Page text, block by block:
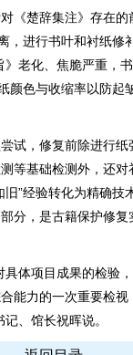
楚辞集注》存在的
，进行书叶和衬纸修
老化、焦脆严重，
颜色与收缩率以防起
，修复前除进行纸
等基础检测外，还对
”经验转化为精确技
分，是古籍保护修复
体项目成果的检验
能力的一次重要检视
、馆长祝晖说。